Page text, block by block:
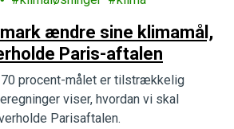
ændre sine klimamål,
Paris-aftalen
procent-målet er tilstrækkelig
viser, hvordan vi skal
Parisaftalen.